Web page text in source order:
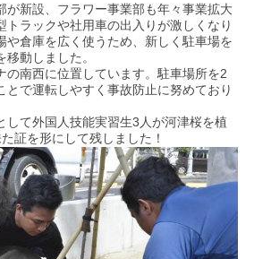
が新設、フラワー事業部も年々事業拡大
トラックや社用車の出入りが激しくなり
や倉庫を広く使うため、新しく駐車場を
動しました。
の南西に位置しています。駐車場所を2
とで運転しやすく事故防止に努めており
して外国人技能実習生3人が河津桜を植
証を形にして残しました！